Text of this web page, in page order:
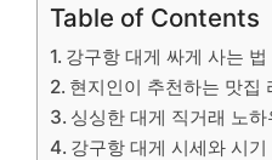
Table of Contents
강구항 대게 싸게 사는 법
현지인이 추천하는 맛집
싱싱한 대게 직거래 노하
강구항 대게 시세와 시기